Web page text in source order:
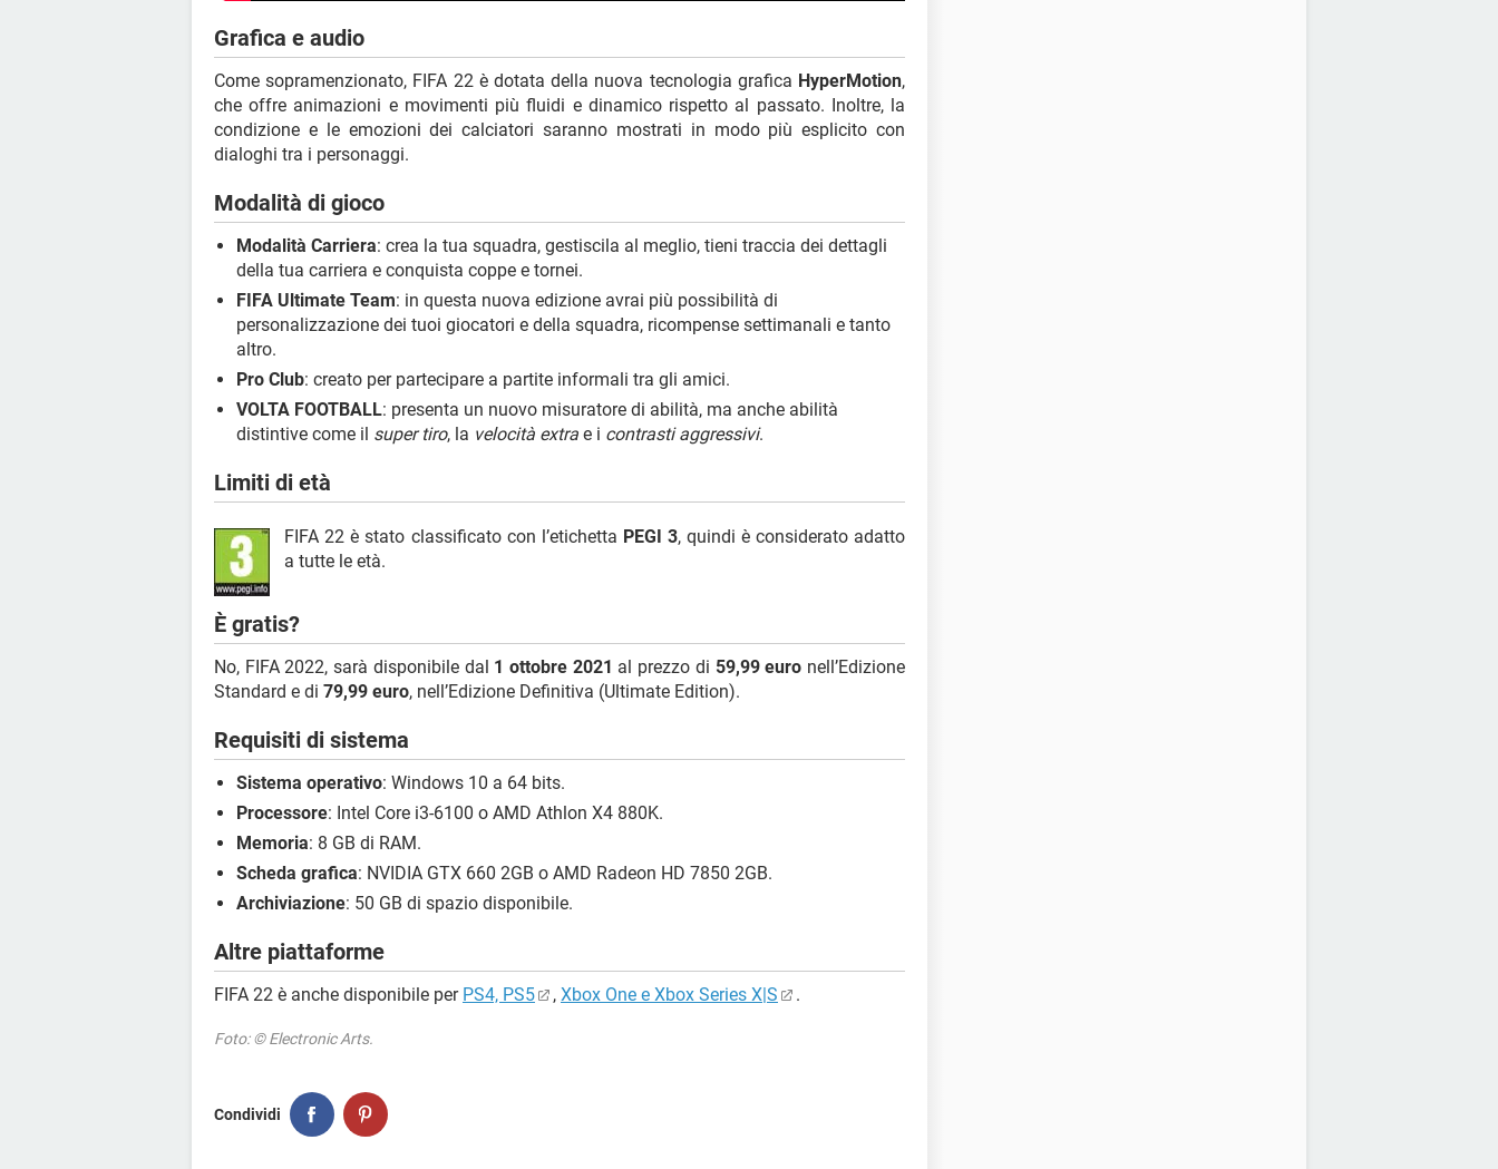
Grafica e audio
Come sopramenzionato, FIFA 22 è dotata della nuova tecnologia grafica HyperMotion,
che offre animazioni e movimenti più fluidi e dinamico rispetto al passato. Inoltre, la
condizione e le emozioni dei calciatori saranno mostrati in modo più esplicito con
dialoghi tra i personaggi.
Modalità di gioco
Modalità Carriera: crea la tua squadra, gestiscila al meglio, tieni traccia dei dettagli
della tua carriera e conquista coppe e tornei.
FIFA Ultimate Team: in questa nuova edizione avrai più possibilità di
personalizzazione dei tuoi giocatori e della squadra, ricompense settimanali e tanto
altro.
Pro Club: creato per partecipare a partite informali tra gli amici.
VOLTA FOOTBALL: presenta un nuovo misuratore di abilità, ma anche abilità
distintive come il super tiro, la velocità extra e i contrasti aggressivi.
Limiti di età
FIFA 22 è stato classificato con l’etichetta PEGI 3, quindi è considerato adatto
a tutte le età.
È gratis?
No, FIFA 2022, sarà disponibile dal 1 ottobre 2021 al prezzo di 59,99 euro nell’Edizione
Standard e di 79,99 euro, nell’Edizione Definitiva (Ultimate Edition).
Requisiti di sistema
Sistema operativo: Windows 10 a 64 bits.
Processore: Intel Core i3-6100 o AMD Athlon X4 880K.
Memoria: 8 GB di RAM.
Scheda grafica: NVIDIA GTX 660 2GB o AMD Radeon HD 7850 2GB.
Archiviazione: 50 GB di spazio disponibile.
Altre piattaforme
FIFA 22 è anche disponibile per PS4, PS5 , Xbox One e Xbox Series X|S .
Foto: © Electronic Arts.
Condividi